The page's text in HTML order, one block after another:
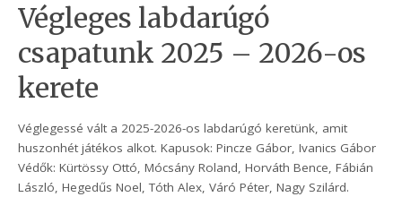
Végleges labdarúgó
csapatunk 2025 – 2026-os
kerete
Véglegessé vált a 2025-2026-os labdarúgó keretünk, amit
huszonhét játékos alkot. Kapusok: Pincze Gábor, Ivanics Gábor
Védők: Kürtössy Ottó, Mócsány Roland, Horváth Bence, Fábián
László, Hegedűs Noel, Tóth Alex, Váró Péter, Nagy Szilárd.